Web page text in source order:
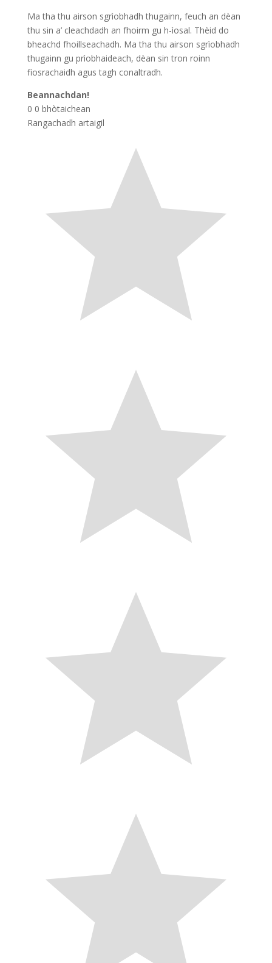
Ma tha thu airson sgrìobhadh thugainn, feuch an dèan
thu sin a’ cleachdadh an fhoirm gu h-ìosal. Thèid do
bheachd fhoillseachadh. Ma tha thu airson sgrìobhadh
thugainn gu prìobhaideach, dèan sin tron roinn
fiosrachaidh agus tagh conaltradh.
Beannachdan!
0 0 bhòtaichean
Rangachadh artaigil